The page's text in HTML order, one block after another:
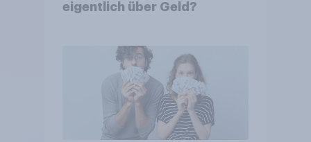
eigentlich über Geld?